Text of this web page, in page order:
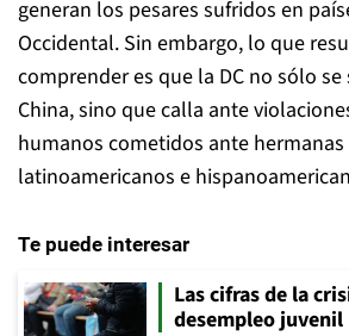
generan los pesares sufridos en
Occidental. Sin embargo, lo que
comprender es que la DC no sólo
China, sino que calla ante
humanos cometidos ante
latinoamericanos e
Te puede interesar
Las cifras de la
desempleo juvenil